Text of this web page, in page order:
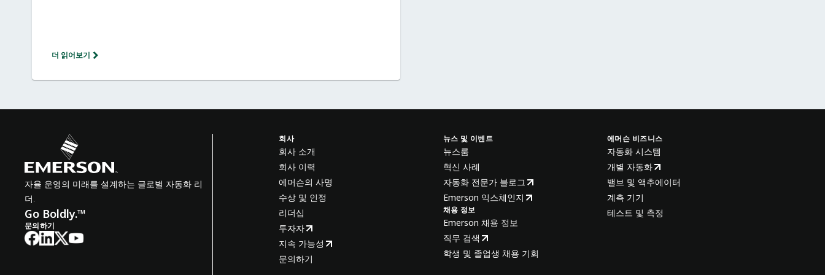
더 읽어보기
자율 운영의 미래를 설계하는 글로벌 자동화 리
더.
Go Boldly.™
문의하기
회사
회사 소개
회사 이력
에머슨의 사명
수상 및 인정
리더십
투자자
지속 가능성
문의하기
뉴스 및 이벤트
뉴스룸
혁신 사례
자동화 전문가 블로그
Emerson 익스체인지
채용 정보
Emerson 채용 정보
직무 검색
학생 및 졸업생 채용 기회
에머슨 비즈니스
자동화 시스템
개별 자동화
밸브 및 액추에이터
계측 기기
테스트 및 측정